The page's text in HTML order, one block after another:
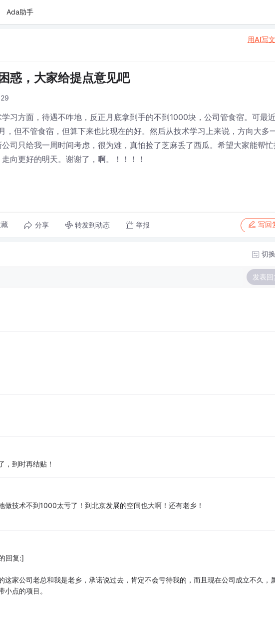
Ada助手
惑，大家给提点意见吧
习方面，待遇不咋地，反正月底拿到手的不到1000块，公司管食宿。可最
但不管食宿，但算下来也比现在的好。然后从技术学习上来说，方向大多
司只给我一周时间考虑，很为难，真怕捡了芝麻丢了西瓜。希望大家能帮忙
向更好的明天。谢谢了，啊。！！！！
分享 转发到动态 举报 写回
用AI写
切
发表回
，到时再结贴！
做技术不到1000太亏了！到北京发展的空间也大啊！还有老乡！
回复:]
这家公司老总和我是老乡，承诺说过去，肯定不会亏待我的，而且现在公司成立不久，
点的项目。